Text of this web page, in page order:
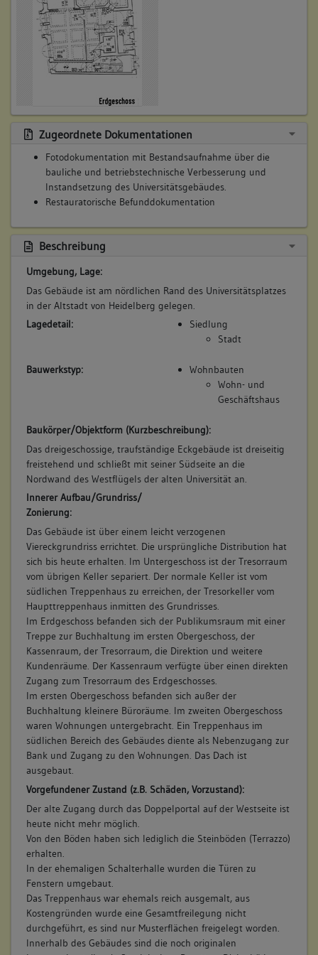
Betroffene Gebäudeteile:
keine
Bauwerkstyp:
Wohnbauten
2. Bauphase:
(1901 - 1938)
Das Gebäude wurde bis 1938 als repräsentative Filiale der
Oberrheinischen Bank in Mannheim genutzt.(a)
Betroffene Gebäudeteile:
keine
3. Bauphase:
(1939 - 1966)
1939 ging das Gebäude in den Besitz des Unterländer-
Studienfonds über, der ein volks- und kulturpolitisches
keine
Wohnhaus
Anlagen für Bildung, Kunst und Wissenschaft
Akademie, Hochschulbau
4. Bauphase:
(1966 - 2009)
1966 wurde das Gebäude vom Land Baden-Württemberg
erworben. Nach wechselnder universitärer Nutzung nahm
1979 das Dekanat der philosophisch-historischen Fakultät in
dem Anwesen seinen Sitz. (a)
Betroffene Gebäudeteile:
keine
Zugeordnete Dokumentationen
Fotodokumentation mit Bestandsaufnahme über die
bauliche und betriebstechnische Verbesserung und
Instandsetzung des Universitätsgebäudes.
Restauratorische Befunddokumentation
Beschreibung
Umgebung, Lage:
Das Gebäude ist am nördlichen Rand des Universitätsplatzes
in der Altstadt von Heidelberg gelegen.
Lagedetail:
Siedlung
Stadt
Bauwerkstyp:
Wohnbauten
Wohn- und
Geschäftshaus
Baukörper/Objektform (Kurzbeschreibung):
Das dreigeschossige, traufständige Eckgebäude ist dreiseitig
freistehend und schließt mit seiner Südseite an die
Nordwand des Westflügels der alten Universität an.
Innerer Aufbau/Grundriss/
Zonierung:
Das Gebäude ist über einem leicht verzogenen
Viereckgrundriss errichtet. Die ursprüngliche Distribution hat
sich bis heute erhalten. Im Untergeschoss ist der Tresorraum
vom übrigen Keller separiert. Der normale Keller ist vom
südlichen Treppenhaus zu erreichen, der Tresorkeller vom
Haupttreppenhaus inmitten des Grundrisses.
Im Erdgeschoss befanden sich der Publikumsraum mit einer
Treppe zur Buchhaltung im ersten Obergeschoss, der
Kassenraum, der Tresorraum, die Direktion und weitere
Kundenräume. Der Kassenraum verfügte über einen direkten
Zugang zum Tresorraum des Erdgeschosses.
Im ersten Obergeschoss befanden sich außer der
Buchhaltung kleinere Büroräume. Im zweiten Obergeschoss
waren Wohnungen untergebracht. Ein Treppenhaus im
südlichen Bereich des Gebäudes diente als Nebenzugang zur
Bank und Zugang zu den Wohnungen. Das Dach ist
ausgebaut.
Vorgefundener Zustand (z.B. Schäden, Vorzustand):
Der alte Zugang durch das Doppelportal auf der Westseite ist
heute nicht mehr möglich.
Von den Böden haben sich lediglich die Steinböden (Terrazzo)
erhalten.
In der ehemaligen Schalterhalle wurden die Türen zu
Fenstern umgebaut.
Das Treppenhaus war ehemals reich ausgemalt, aus
Kostengründen wurde eine Gesamtfreilegung nicht
durchgeführt, es sind nur Musterflächen freigelegt worden.
Innerhalb des Gebäudes sind die noch originalen